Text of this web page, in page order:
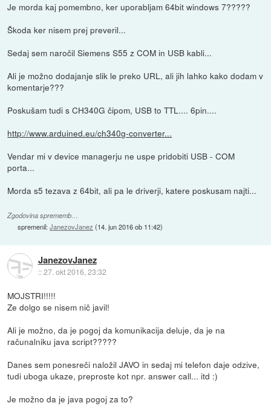
Je morda kaj pomembno, ker uporabljam 64bit windows 7?????
Škoda ker nisem prej preveril...
Sedaj sem naročil Siemens S55 z COM in USB kabli...
Ali je možno dodajanje slik le preko URL, ali jih lahko kako dodam v
komentarje???
Poskušam tudi s CH340G čipom, USB to TTL.... 6pin....
http://www.arduined.eu/ch340g-converter...
Vendar mi v device managerju ne uspe pridobiti USB - COM
porta...
Morda s5 tezava z 64bit, ali pa le driverji, katere poskusam najti...
Zgodovina sprememb…
spremenil:JanezovJanez (14. jun 2016 ob 11:42)
JanezovJanez
::27. okt 2016, 23:32
MOJSTRI!!!!!
Ze dolgo se nisem nič javil!
Ali je možno, da je pogoj da komunikacija deluje, da je na
računalniku java script?????
Danes sem ponesreči naložil JAVO in sedaj mi telefon daje odzive,
tudi uboga ukaze, preproste kot npr. answer call... itd :)
Je možno da je java pogoj za to?